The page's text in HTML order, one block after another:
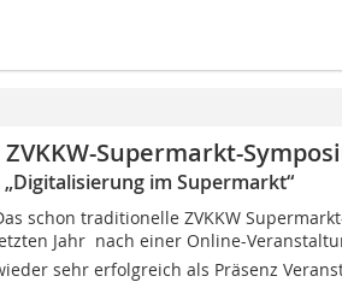
Supermarkt-
im Supermarkt“
schon traditionelle ZVKKW
Jahr  nach einer Online-
sehr erfolgreich als Präsenz